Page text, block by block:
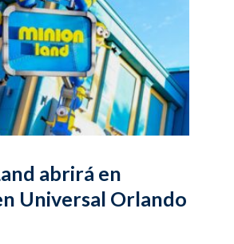
abrirá en
Universal Orlando